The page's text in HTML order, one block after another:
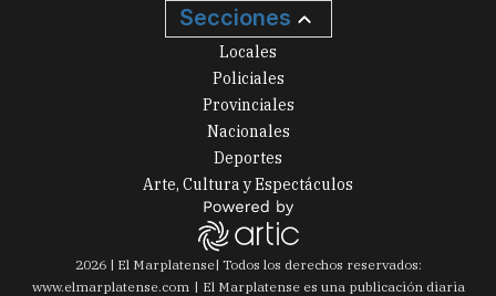
Secciones
Locales
Policiales
Provinciales
Nacionales
Deportes
Arte, Cultura y Espectáculos
2026| El Marplatense| Todos los derechos reservados:
www.elmarplatense.com El Marplatense es una publicación diaria